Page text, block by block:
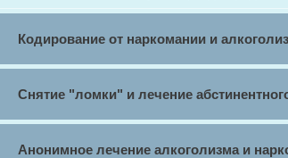
Кодирование от наркомании и
Снятие "ломки" и лечение
Анонимное лечение алкоголизма и